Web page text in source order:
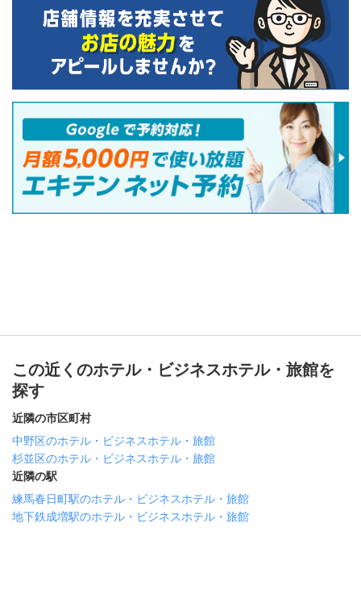
この近くのホテル・ビジネスホテル・旅館を
探す
近隣の市区町村
中野区のホテル・ビジネスホテル・旅館
杉並区のホテル・ビジネスホテル・旅館
近隣の駅
練馬春日町駅のホテル・ビジネスホテル・旅館
地下鉄成増駅のホテル・ビジネスホテル・旅館